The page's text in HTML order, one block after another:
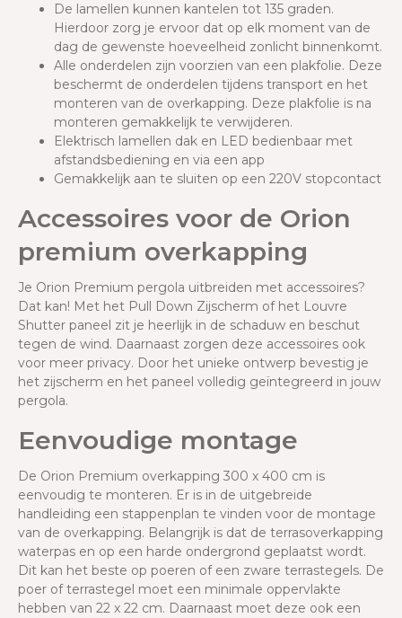
De lamellen kunnen kantelen tot 135 graden.
Hierdoor zorg je ervoor dat op elk moment van de
dag de gewenste hoeveelheid zonlicht binnenkomt.
Alle onderdelen zijn voorzien van een plakfolie. Deze
beschermt de onderdelen tijdens transport en het
monteren van de overkapping. Deze plakfolie is na
monteren gemakkelijk te verwijderen.
Elektrisch lamellen dak en LED bedienbaar met
afstandsbediening en via een app
Gemakkelijk aan te sluiten op een 220V stopcontact
Accessoires voor de Orion
premium overkapping
Je Orion Premium pergola uitbreiden met accessoires?
Dat kan! Met het Pull Down Zijscherm of het Louvre
Shutter paneel zit je heerlijk in de schaduw en beschut
tegen de wind. Daarnaast zorgen deze accessoires ook
voor meer privacy. Door het unieke ontwerp bevestig je
het zijscherm en het paneel volledig geïntegreerd in jouw
pergola.
Eenvoudige montage
De Orion Premium overkapping 300 x 400 cm is
eenvoudig te monteren. Er is in de uitgebreide
handleiding een stappenplan te vinden voor de montage
van de overkapping. Belangrijk is dat de terrasoverkapping
waterpas en op een harde ondergrond geplaatst wordt.
Dit kan het beste op poeren of een zware terrastegels. De
poer of terrastegel moet een minimale oppervlakte
hebben van 22 x 22 cm. Daarnaast moet deze ook een